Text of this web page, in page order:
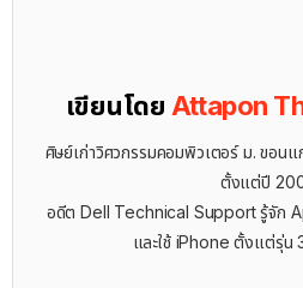
เขียนโดย Attapon
ศิษย์เก่าวิศวกรรมคอมพิวเตอร์ ม. ขอ
ตั้งแต่ปี
อดีต Dell Technical Support รู้จัก
และใช้ iPhone ตั้งแต่รุ่น